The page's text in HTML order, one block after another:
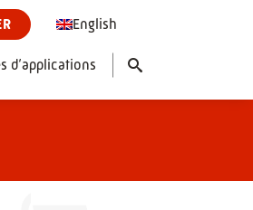
English
d’applications